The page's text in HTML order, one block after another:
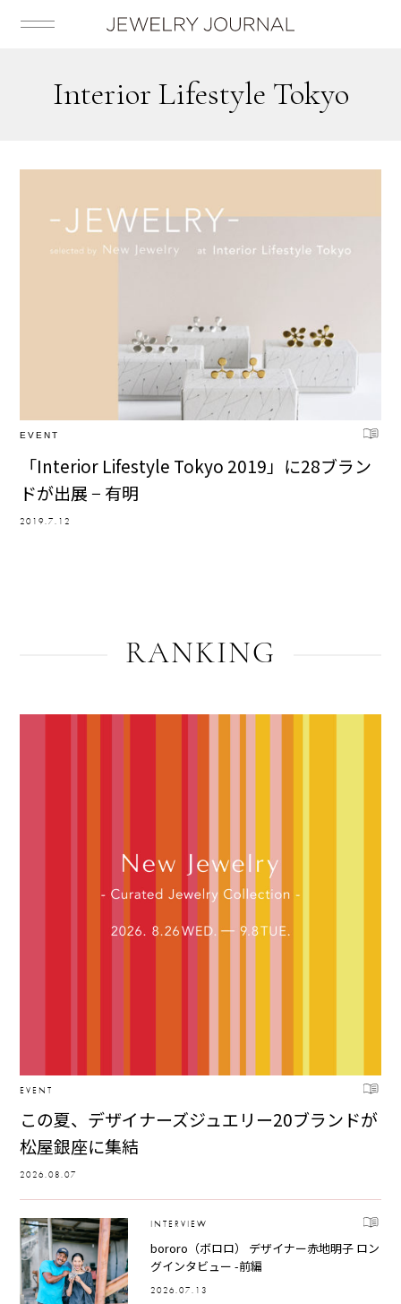
Interior Lifestyle Tokyo
EVENT
「Interior Lifestyle Tokyo 2019」に28ブラン
ドが出展 − 有明
2019.7.12
RANKING
EVENT
この夏、デザイナーズジュエリー20ブランドが
松屋銀座に集結
2026.08.07
INTERVIEW
bororo（ボロロ） デザイナー赤地明子 ロン
グインタビュー -前編
2026.07.13